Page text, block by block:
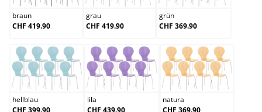
braun
CHF 419.90
grau
CHF 419.90
grün
CHF 369.90
hellblau
hellblau
CHF 399.90
lila
lila
CHF 439.90
natura
natura
CHF 369.90